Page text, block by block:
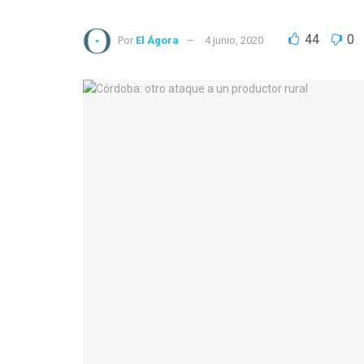
Por El Ágora 4 junio, 2020 44 0